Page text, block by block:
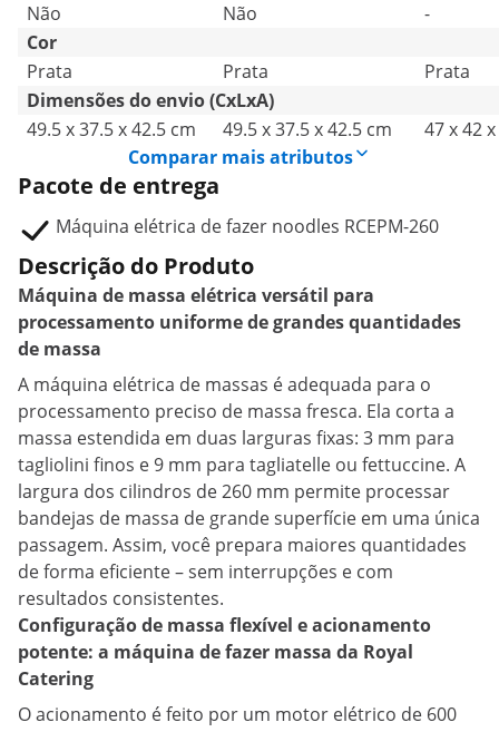
Não
Não
-
Cor
Prata
Prata
Prata
Dimensões do envio (CxLxA)
49.5 x 37.5 x 42.5 cm
49.5 x 37.5 x 42.5 cm
47 x 42
Comparar mais atributos
Pacote de entrega
Máquina elétrica de fazer noodles RCEPM-260
Descrição do Produto
Máquina de massa elétrica versátil para
processamento uniforme de grandes quantidades
de massa
A máquina elétrica de massas é adequada para o
processamento preciso de massa fresca. Ela corta a
massa estendida em duas larguras fixas: 3 mm para
tagliolini finos e 9 mm para tagliatelle ou fettuccine. A
largura dos cilindros de 260 mm permite processar
bandejas de massa de grande superfície em uma única
passagem. Assim, você prepara maiores quantidades
de forma eficiente – sem interrupções e com
resultados consistentes.
Configuração de massa flexível e acionamento
potente: a máquina de fazer massa da Royal
Catering
O acionamento é feito por um motor elétrico de 600